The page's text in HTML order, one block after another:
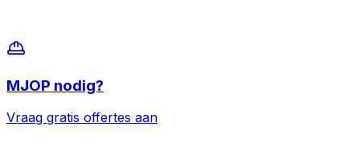
MJOP nodig?
Vraag gratis offertes aan